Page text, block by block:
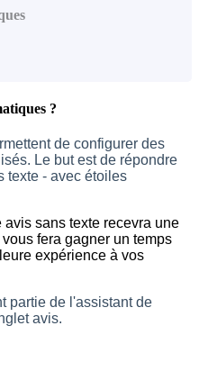
?
de configurer des
Le but est de répondre
texte - avec étoiles
sans texte recevra une
fera gagner un temps
expérience à vos
partie de l'assistant de
avis.